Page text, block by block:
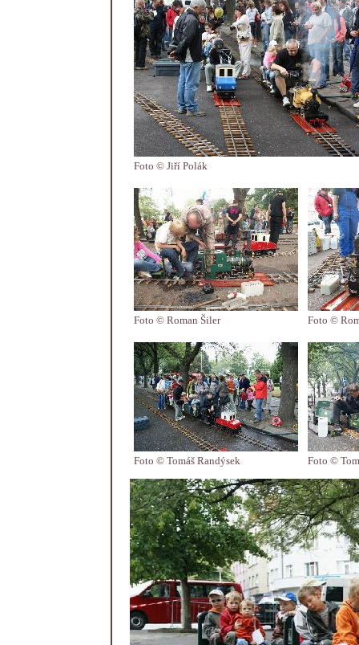
Foto © Jiří Polák
Foto © Roman Šiler Foto ©
Foto © Tomáš Randýsek Foto ©